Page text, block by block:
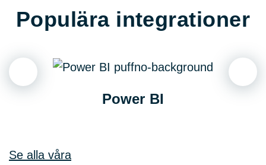
Populära integrationer
Power BI
Se alla våra